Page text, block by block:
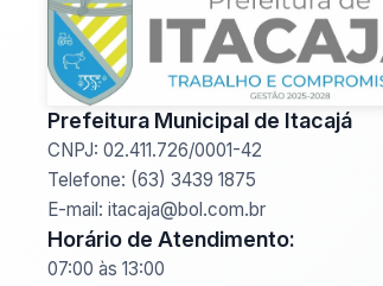
Prefeitura Municipal de Itacajá
CNPJ: 02.411.726/0001-42
Telefone: (63) 3439 1875
E-mail: itacaja@bol.com.br
Horário de Atendimento:
07:00 às 13:00